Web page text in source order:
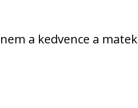
a kedvence a matek